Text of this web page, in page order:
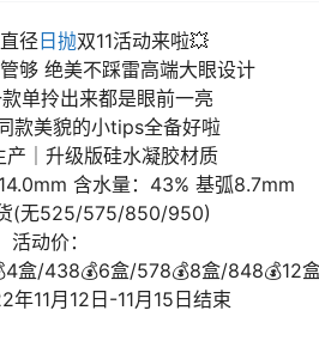
径日抛双11活动来啦💥
够 绝美不踩雷高端大眼设计
单拎出来都是眼前一亮
款美貌的小tips全备好啦
｜升级版硅水凝胶材质
含水量：43% 基弧8.7mm
(无525/575/850/950)
活动价：
盒/438💰6盒/578💰8盒/848💰12
年11月12日-11月15日结束